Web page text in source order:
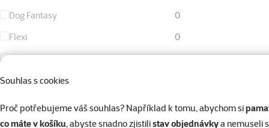
Souhlas s cookies
Proč potřebujeme váš souhlas? Například k tomu, abychom si
co máte v košíku, abyste snadno zjistilistav objednávkya nemuseli
Dog Fantasy
0
Flexi
0
KAY
0
Living World
Magic Litter
0